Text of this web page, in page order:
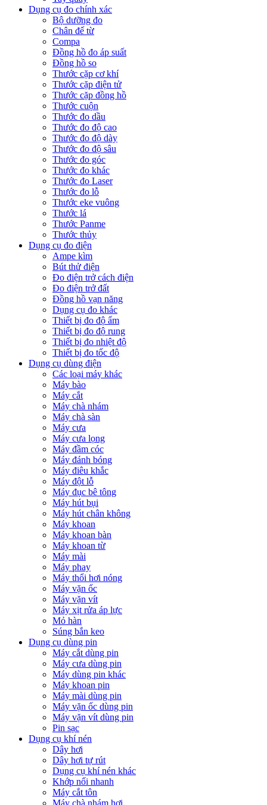
Dụng cụ đo chính xác
Bộ dưỡng đo
Chân đế từ
Compa
Đồng hồ đo áp suất
Đồng hồ so
Thước cặp cơ khí
Thước cặp điện tử
Thước cặp đồng hồ
Thước cuộn
Thước đo dầu
Thước đo độ cao
Thước đo độ dày
Thước đo độ sâu
Thước đo góc
Thước đo khác
Thước đo Laser
Thước đo lỗ
Thước eke vuông
Thước lá
Thước Panme
Thước thủy
Dụng cụ đo điện
Ampe kìm
Bút thử điện
Đo điện trở cách điện
Đo điện trở đất
Đồng hồ vạn năng
Dụng cụ đo khác
Thiết bị đo độ ẩm
Thiết bị đo độ rung
Thiết bị đo nhiệt độ
Thiết bị đo tốc độ
Dụng cụ dùng điện
Các loại máy khác
Máy bào
Máy cắt
Máy chà nhám
Máy chà sàn
Máy cưa
Máy cưa lọng
Máy đầm cóc
Máy đánh bóng
Máy điêu khắc
Máy đột lỗ
Máy đục bê tông
Máy hút bụi
Máy hút chân không
Máy khoan
Máy khoan bàn
Máy khoan từ
Máy mài
Máy phay
Máy thổi hơi nóng
Máy vặn ốc
Máy vặn vít
Máy xịt rửa áp lực
Mỏ hàn
Súng bắn keo
Dụng cụ dùng pin
Máy cắt dùng pin
Máy cưa dùng pin
Máy dùng pin khác
Máy khoan pin
Máy mài dùng pin
Máy vặn ốc dùng pin
Máy vặn vít dùng pin
Pin sạc
Dụng cụ khí nén
Dây hơi
Dây hơi tự rút
Dụng cụ khí nén khác
Khớp nối nhanh
Máy cắt tôn
Máy chà nhám hơi